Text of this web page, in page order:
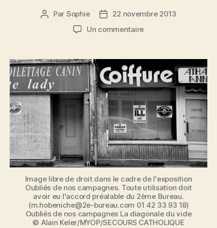
Auteur
Par Sophie
Date22 novembre 2013
Un commentairesur
nos
campagnes
:
la
diagonale
du
vide
images
Image libre de droit dans le cadre de l'exposition
Oubliés de nos campagnes. Toute utilisation doit
avoir eu l'accord préalable du 2ème Bureau.
(m.hobeniche@2e-bureau.com 01 42 33 93 18)
Oubliés de nos campagnes La diagonale du vide
© Alain Keler/MYOP/SECOURS CATHOLIQUE